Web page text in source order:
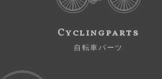
Cyclingparts
自転車パーツ